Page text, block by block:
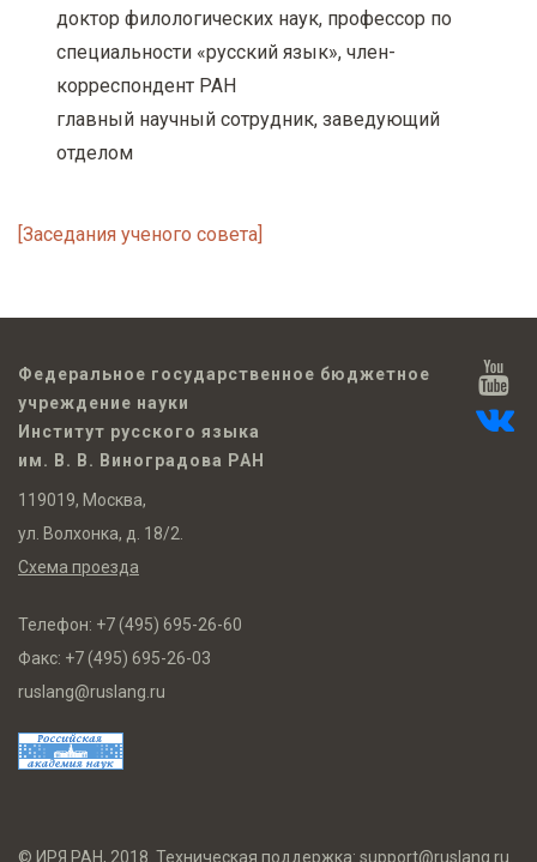
доктор филологических наук, профессор по
специальности «русский язык», член-
корреспондент РАН
главный научный сотрудник, заведующий
отделом
[Заседания ученого совета]
Федеральное государственное бюджетное
учреждение науки
Институт русского языка
им. В. В. Виноградова РАН
119019, Москва,
ул. Волхонка, д. 18/2.
Схема проезда
Телефон: +7 (495) 695-26-60
Факс: +7 (495) 695-26-03
ruslang@ruslang.ru
© ИРЯ РАН, 2018. Техническая поддержка: support@ruslang.ru